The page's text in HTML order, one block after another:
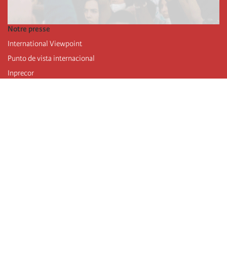
Notre presse
International Viewpoint
Punto de vista internacional
Inprecor